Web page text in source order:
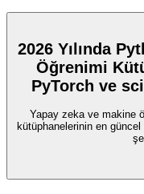
2026 Yılında
Öğrenimi
PyTorch ve
Yapay zeka ve makine
kütüphanelerinin en güncel